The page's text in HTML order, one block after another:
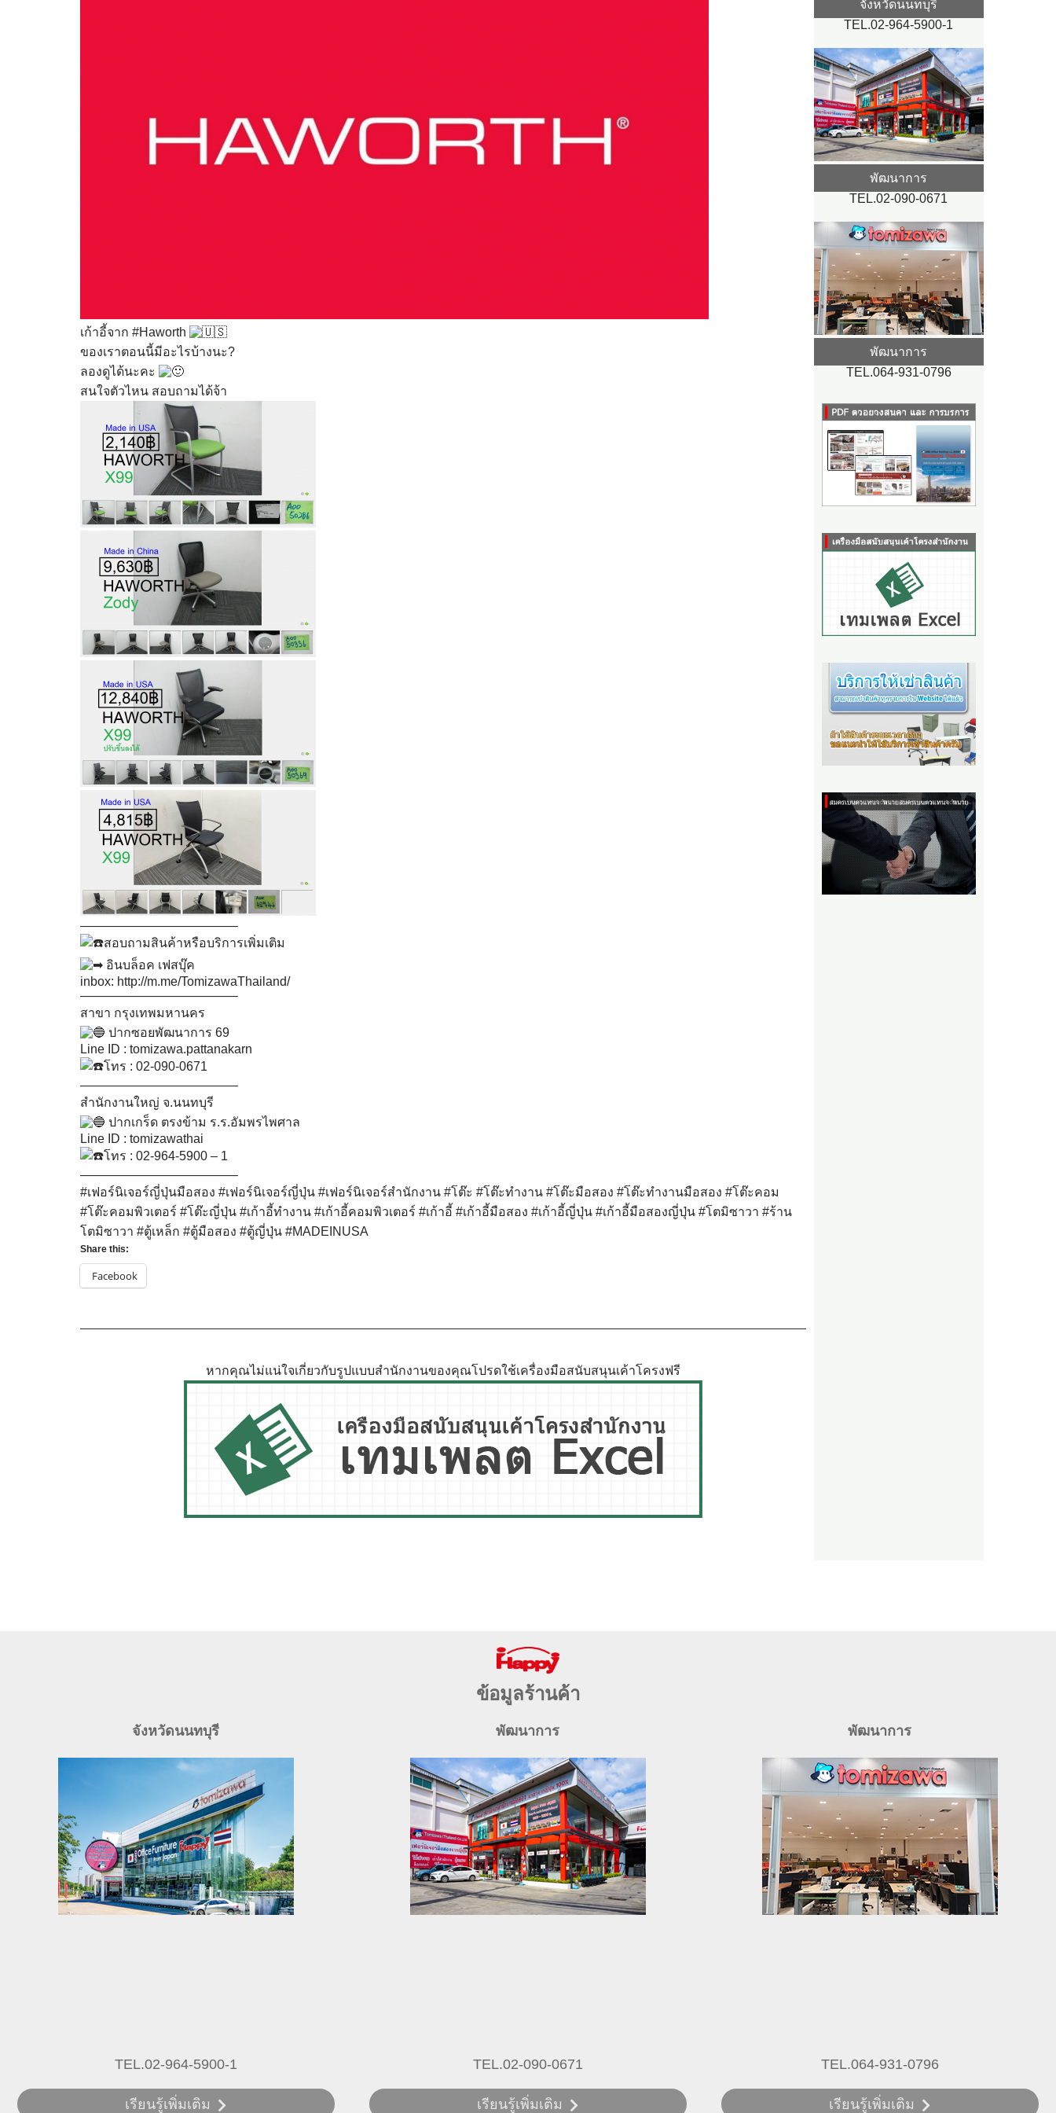
เก้าอี้จาก #Haworth
ของเราตอนนี้มีอะไรบ้างนะ?
ลองดูได้นะคะ
สนใจตัวไหน สอบถามได้จ้า
————————————–
สอบถามสินค้าหรือบริการเพิ่มเติม
อินบล็อค เฟสบุ๊ค
inbox: http://m.me/TomizawaThailand/
————————————–
สาขา กรุงเทพมหานคร
ปากซอยพัฒนาการ 69
Line ID : tomizawa.pattanakarn
โทร : 02-090-0671
————————————–
สำนักงานใหญ่ จ.นนทบุรี
ปากเกร็ด ตรงข้าม ร.ร.อัมพรไพศาล
Line ID : tomizawathai
โทร : 02-964-5900 – 1
————————————–
#เฟอร์นิเจอร์ญี่ปุ่นมือสอง #เฟอร์นิเจอร์ญี่ปุ่น #เฟอร์นิเจอร์สำนักงาน #โต๊ะ #โต๊ะทำงาน #โต๊ะมือสอง #โต๊ะทำงานมือสอง #โต๊ะคอม
#โต๊ะคอมพิวเตอร์ #โต๊ะญี่ปุ่น #เก้าอี้ทำงาน #เก้าอี้คอมพิวเตอร์ #เก้าอี้ #เก้าอี้มือสอง #เก้าอี้ญี่ปุ่น #เก้าอี้มือสองญี่ปุ่น #โตมิซาวา #ร้าน
โตมิซาวา #ตู้เหล็ก #ตู้มือสอง #ตู้ญี่ปุ่น #MADEINUSA
Share this:
Facebook
หากคุณไม่แน่ใจเกี่ยวกับรูปแบบสำนักงานของคุณโปรดใช้เครื่องมือสนับสนุนเค้าโครงฟรี
จังหวัดนนทบุรี
TEL.02-964-5900-1
พัฒนาการ
TEL.02-090-0671
พัฒนาการ
TEL.064-931-0796
ข้อมูลร้านค้า
จังหวัดนนทบุรี
TEL.02-964-5900-1
เรียนรู้เพิ่มเติม
พัฒนาการ
TEL.02-090-0671
เรียนรู้เพิ่มเติม
พัฒนาการ
TEL.064-931-0796
เรียนรู้เพิ่มเติม